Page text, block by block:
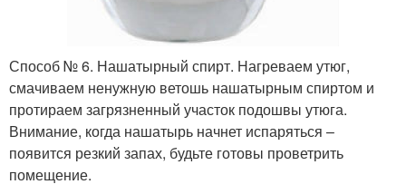
Способ № 6. Нашатырный спирт. Нагреваем утюг,
смачиваем ненужную ветошь нашатырным спиртом и
протираем загрязненный участок подошвы утюга.
Внимание, когда нашатырь начнет испаряться –
появится резкий запах, будьте готовы проветрить
помещение.